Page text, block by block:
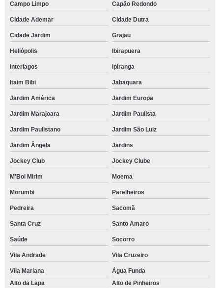
Campo Limpo Capão Redondo
Cidade Ademar Cidade Dutra
Cidade Jardim Grajau
Heliópolis Ibirapuera
Interlagos Ipiranga
Itaim Bibi Jabaquara
Jardim América Jardim Europa
Jardim Marajoara Jardim Paulista
Jardim Paulistano Jardim São Luiz
Jardim Ângela Jardins
Jockey Club Jockey Clube
M'Boi Mirim Moema
Morumbi Parelheiros
Pedreira Sacomã
Santa Cruz Santo Amaro
Saúde Socorro
Vila Andrade Vila Cruzeiro
Vila Mariana
Água Funda
Alto da Lapa
Alto de Pinheiros